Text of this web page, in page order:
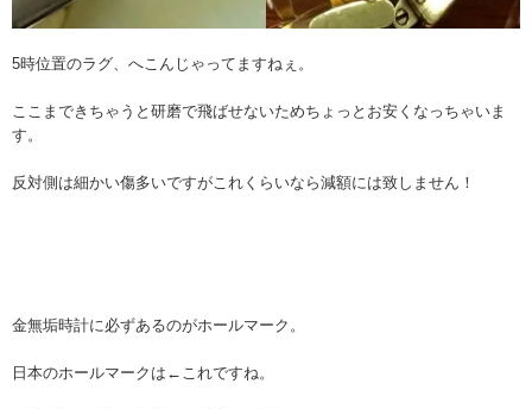
5時位置のラグ、へこんじゃってますねぇ。
ここまできちゃうと研磨で飛ばせないためちょっとお安くなっちゃいま
す。
反対側は細かい傷多いですがこれくらいなら減額には致しません！
金無垢時計に必ずあるのがホールマーク。
日本のホールマークは ←これですね。